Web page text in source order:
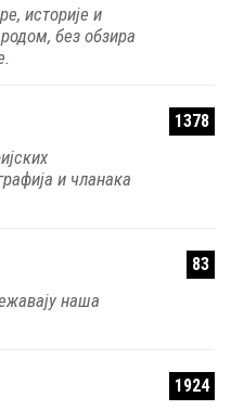
историје и
без обзира
1378
и чланака
83
наша
1924